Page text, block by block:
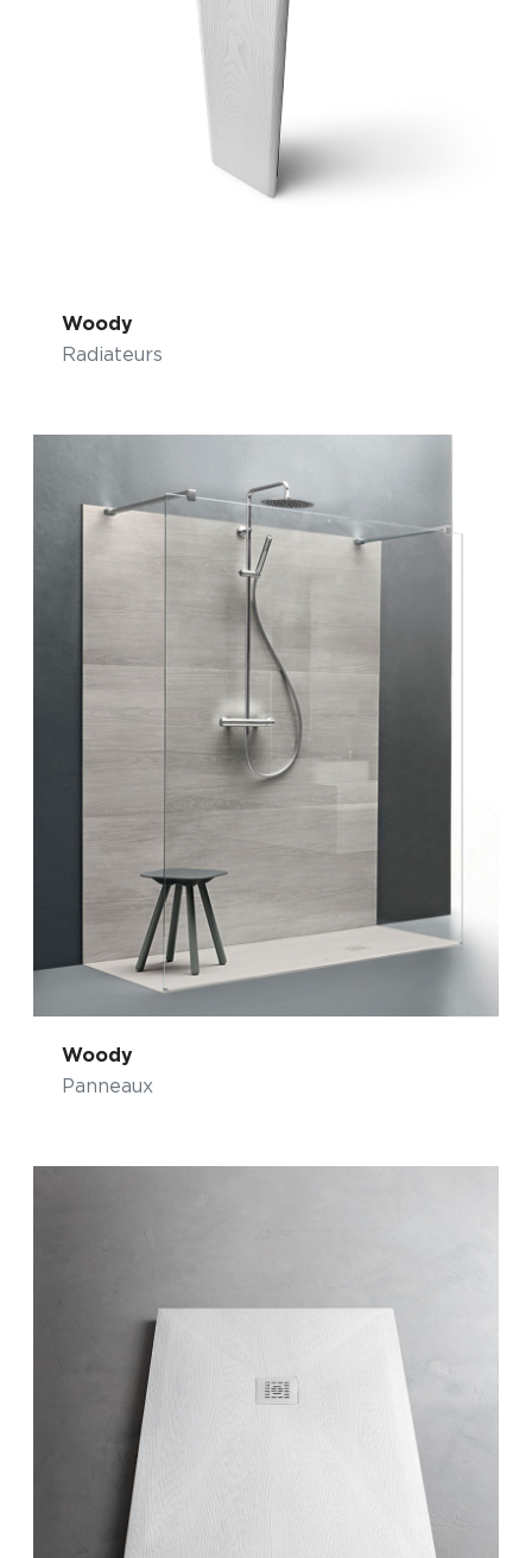
Woody
Radiateurs
Woody
Panneaux